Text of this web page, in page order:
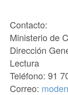
Contacto:
Ministerio de
Dirección
Lectura
Teléfono: 91
Correo: